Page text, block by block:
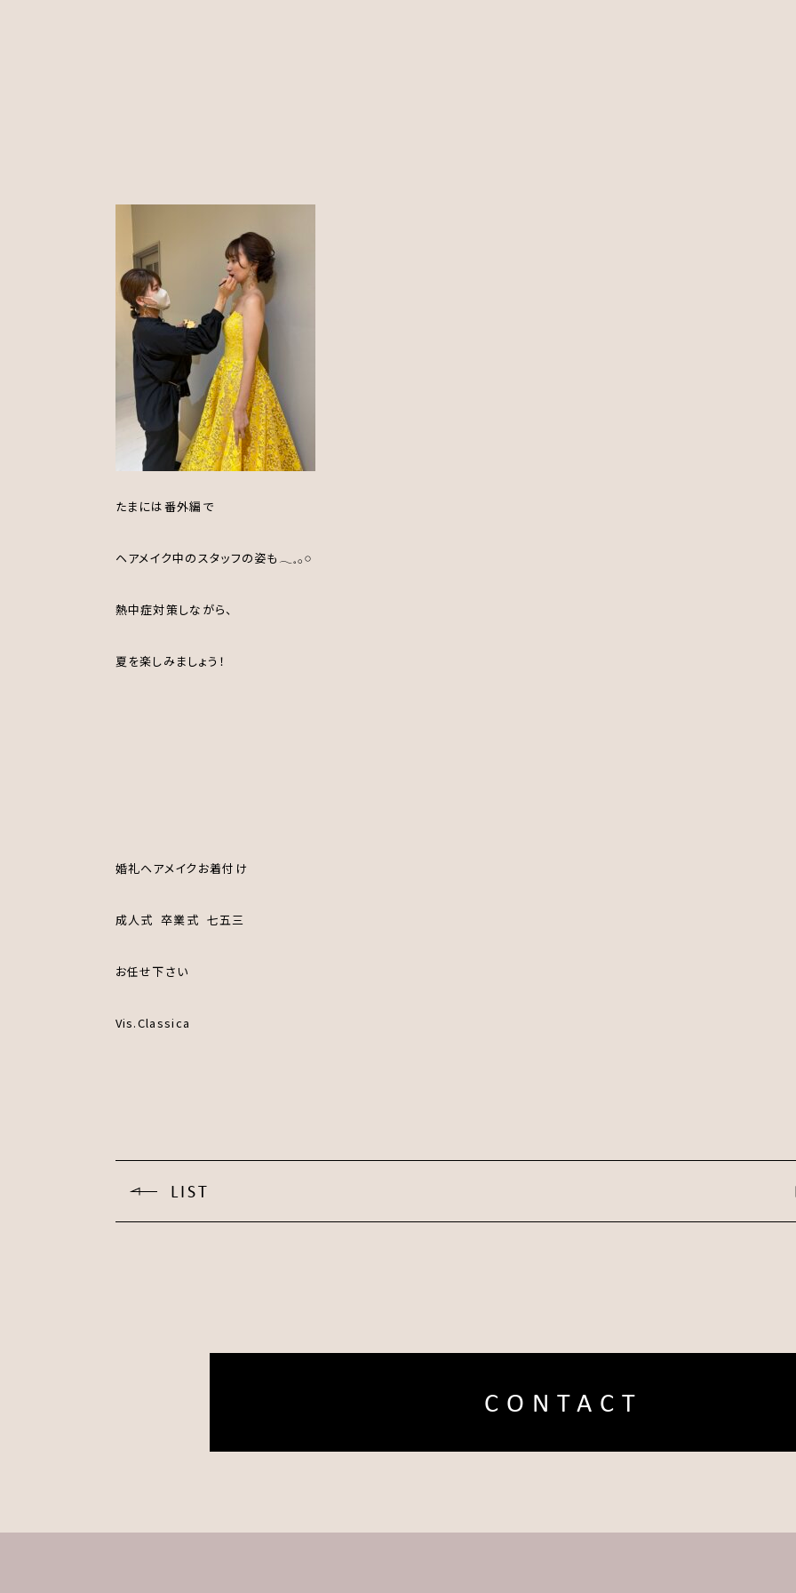
たまには番外編で
ヘアメイク中のスタッフの姿も𓂃𓈒𓂂𓏸
熱中症対策しながら、
夏を楽しみましょう！
婚礼ヘアメイクお着付け
成人式 卒業式 七五三
お任せ下さい
Vis.Classica
LIST
CONTACT